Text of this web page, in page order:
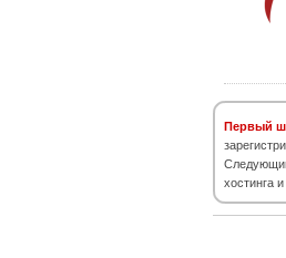
Первый
хостинга